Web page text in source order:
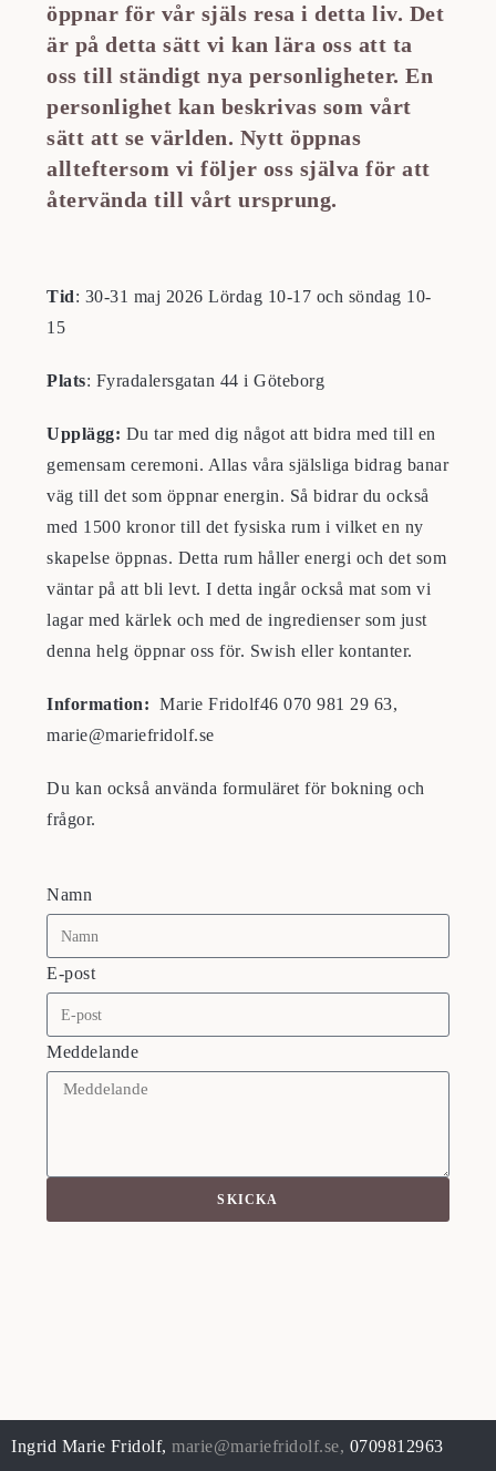
öppnar för vår själs resa i detta liv. Det
är på detta sätt vi kan lära oss att ta
oss till ständigt nya personligheter. En
personlighet kan beskrivas som vårt
sätt att se världen. Nytt öppnas
allteftersom vi följer oss själva för att
återvända till vårt ursprung.
Tid: 30-31 maj 2026 Lördag 10-17 och söndag 10-
15
Plats: Fyradalersgatan 44 i Göteborg
Upplägg: Du tar med dig något att bidra med till en
gemensam ceremoni. Allas våra själsliga bidrag banar
väg till det som öppnar energin. Så bidrar du också
med 1500 kronor till det fysiska rum i vilket en ny
skapelse öppnas. Detta rum håller energi och det som
väntar på att bli levt. I detta ingår också mat som vi
lagar med kärlek och med de ingredienser som just
denna helg öppnar oss för. Swish eller kontanter.
Information:
Marie Fridolf46 070 981 29 63,
marie@mariefridolf.se
Du kan också använda formuläret för bokning och
frågor.
Namn
E-post
Meddelande
SKICKA
Ingrid Marie Fridolf, marie@mariefridolf.se, 0709812963